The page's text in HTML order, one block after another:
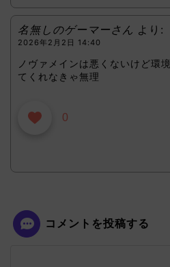
名無しのゲーマーさん より:
2026年2月2日 14:40
ノヴァメインは悪くないけど環
てくれなきゃ無理
0
コメントを投稿する